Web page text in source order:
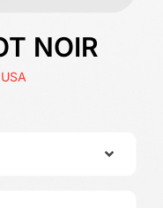
NOIR
USA